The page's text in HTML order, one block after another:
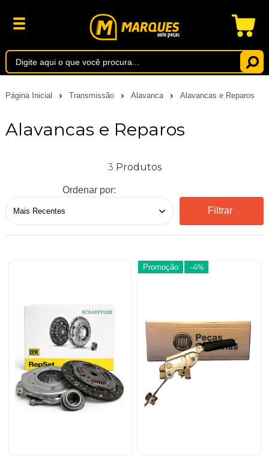
Página Inicial Transmissão Alavanca Alavancas e Reparos
Alavancas e Reparos
3
Ordenar por:
Filtrar
Promoção -4%